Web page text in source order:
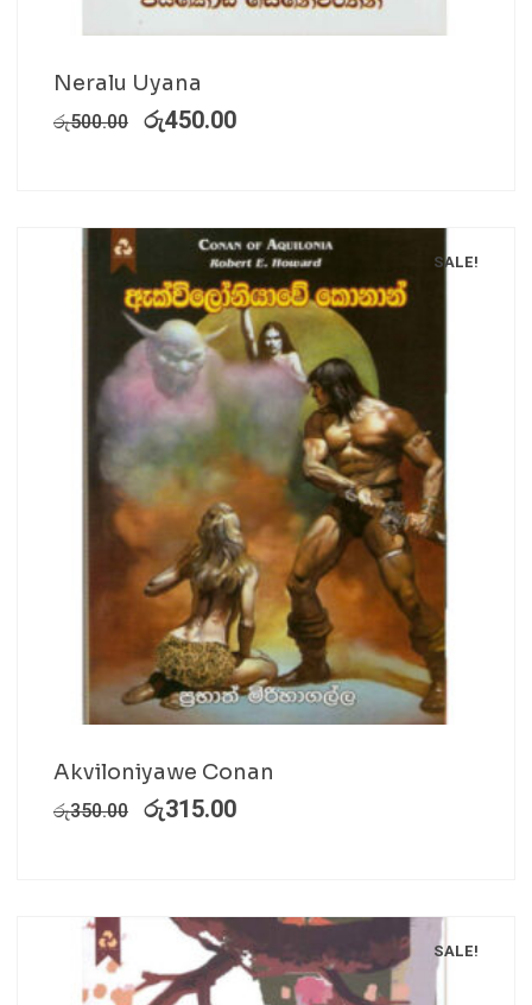
Neralu Uyana
රු500.00 රු450.00
SALE!
Akviloniyawe Conan
රු350.00 රු315.00
SALE!